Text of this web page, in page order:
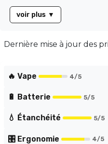
pouvant être rempli
atteindre **10 000
Son design compact et
les amateurs de vape à la
voir plus ▼
Dernière mise à jour des
🔥 Vape 4/5
🔋 Batterie 5/5
💧 Étanchéité 5/5
🎛️ Ergonomie 4/5